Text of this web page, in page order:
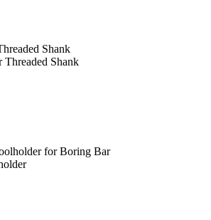
Shank
Shank
for Boring Bar